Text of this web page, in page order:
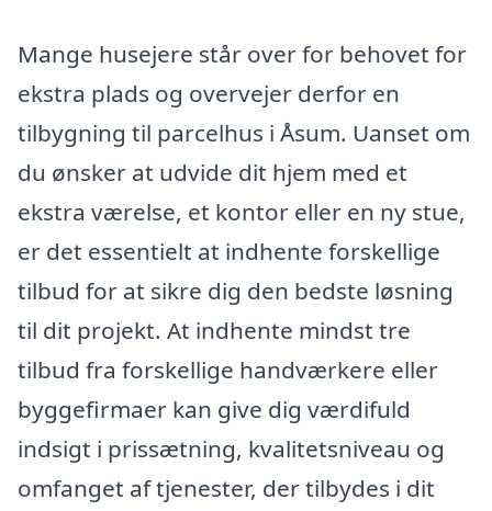
Mange husejere står over for behovet for
ekstra plads og overvejer derfor en
tilbygning til parcelhus i Åsum. Uanset om
du ønsker at udvide dit hjem med et
ekstra værelse, et kontor eller en ny stue,
er det essentielt at indhente forskellige
tilbud for at sikre dig den bedste løsning
til dit projekt. At indhente mindst tre
tilbud fra forskellige handværkere eller
byggefirmaer kan give dig værdifuld
indsigt i prissætning, kvalitetsniveau og
omfanget af tjenester, der tilbydes i dit